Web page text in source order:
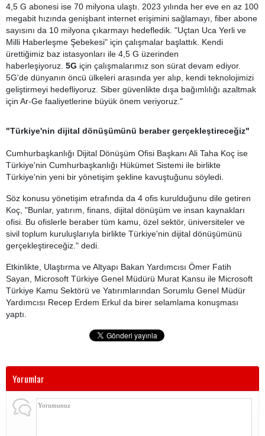
4,5 G abonesi ise 70 milyona ulaştı. 2023 yılında her eve en az 100
megabit hızında genişbant internet erişimini sağlamayı, fiber abone
sayısını da 10 milyona çıkarmayı hedefledik. "Uçtan Uca Yerli ve
Milli Haberleşme Şebekesi" için çalışmalar başlattık. Kendi
ürettiğimiz baz istasyonları ile 4,5 G üzerinden
haberleşiyoruz. 5G için çalışmalarımız son sürat devam ediyor.
5G'de dünyanın öncü ülkeleri arasında yer alıp, kendi teknolojimizi
geliştirmeyi hedefliyoruz. Siber güvenlikte dışa bağımlılığı azaltmak
için Ar-Ge faaliyetlerine büyük önem veriyoruz."
"Türkiye'nin dijital dönüşümünü beraber gerçekleştireceğiz"
Cumhurbaşkanlığı Dijital Dönüşüm Ofisi Başkanı Ali Taha Koç ise
Türkiye'nin Cumhurbaşkanlığı Hükümet Sistemi ile birlikte
Türkiye'nin yeni bir yönetişim şekline kavuştuğunu söyledi.
Söz konusu yönetişim etrafında da 4 ofis kurulduğunu dile getiren
Koç, "Bunlar, yatırım, finans, dijital dönüşüm ve insan kaynakları
ofisi. Bu ofislerle beraber tüm kamu, özel sektör, üniversiteler ve
sivil toplum kuruluşlarıyla birlikte Türkiye'nin dijital dönüşümünü
gerçekleştireceğiz." dedi.
Etkinlikte, Ulaştırma ve Altyapı Bakan Yardımcısı Ömer Fatih
Sayan, Microsoft Türkiye Genel Müdürü Murat Kansu ile Microsoft
Türkiye Kamu Sektörü ve Yatırımlarından Sorumlu Genel Müdür
Yardımcısı Recep Erdem Erkul da birer selamlama konuşması
yaptı.
Yorumlar